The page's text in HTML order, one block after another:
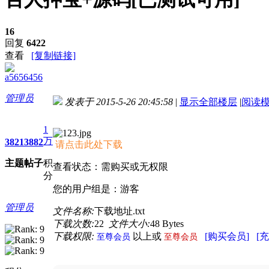
16
回复 6422
查看
[复制链接]
a5656456
管理员
3821
主题
3882
帖子
1
万
积
分
管理员
发表于 2015-5-26 20:45:58 | 显示全部楼层 |阅读
请点击此处下载
查看状态：需购买或无权限
您的用户组是：游客
文件名称:下载地址.txt
下载次数:22 文件大小:48 Bytes
下载权限: 至尊会员 以上或 至尊会员 [购买会员] [